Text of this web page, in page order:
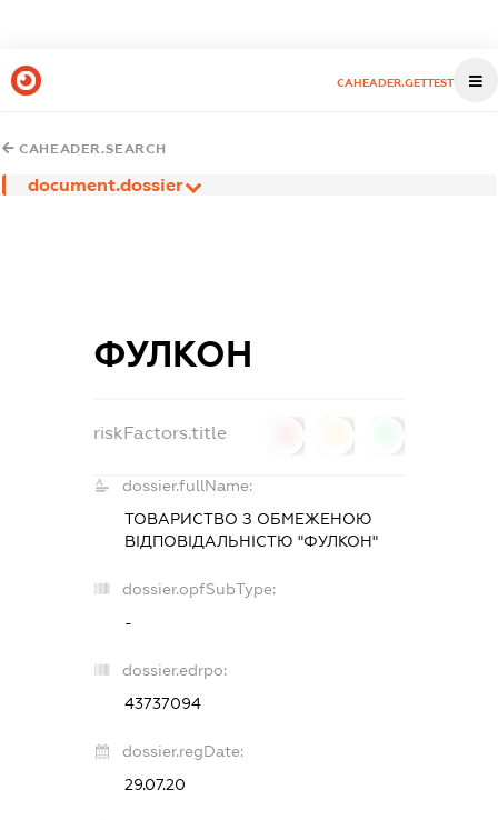
CAHEADER.GETTEST
CAHEADER.SEARCH
document.dossier
ФУЛКОН
riskFactors.title
dossier.fullName:
ТОВАРИСТВО З ОБМЕЖЕНОЮ
ВІДПОВІДАЛЬНІСТЮ "ФУЛКОН"
dossier.opfSubType:
-
dossier.edrpo:
43737094
dossier.regDate:
29.07.20